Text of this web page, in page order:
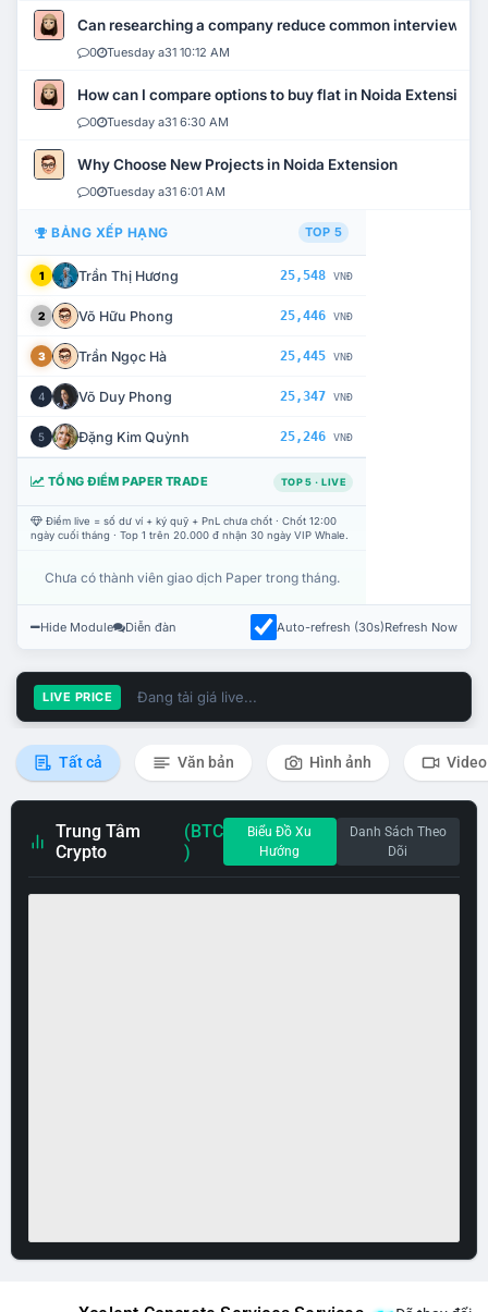
Can researching a company reduce common interview
0 Tuesday a31 10:12 AM
How can I compare options to buy flat in Noida Extension?
0 Tuesday a31 6:30 AM
Why Choose New Projects in Noida Extension
0 Tuesday a31 6:01 AM
BẢNG XẾP HẠNG TOP 5
1 Trần Thị Hương 25,548 VNĐ
2 Võ Hữu Phong 25,446 VNĐ
3 Trần Ngọc Hà 25,445 VNĐ
4 Võ Duy Phong 25,347 VNĐ
5 Đặng Kim Quỳnh 25,246 VNĐ
TỔNG ĐIỂM PAPER TRADE TOP 5 · LIVE
Điểm live = số dư ví + ký quỹ + PnL chưa chốt · Chốt 12:00
ngày cuối tháng · Top 1 trên 20.000 đ nhận 30 ngày VIP Whale.
Chưa có thành viên giao dịch Paper trong tháng.
Hide Module Diễn đàn Auto-refresh (30s)Refresh Now
LIVE PRICE Đang tải giá live...
Tất cả Văn bản Hình ảnh Video
Trung Tâm
Crypto
(BTC
)
Biểu Đồ Xu
Hướng
Danh Sách Theo
Dõi